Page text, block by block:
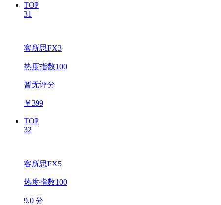
TOP
31
客所思FX3
热度指数100
暂无评分
￥399
TOP
32
客所思FX5
热度指数100
9.0 分